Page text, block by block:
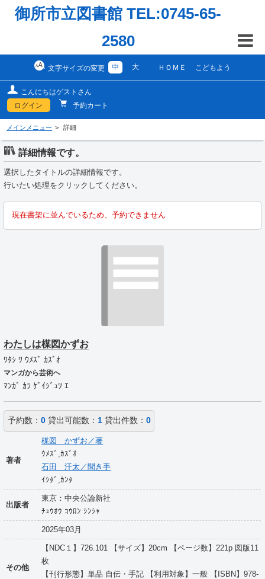
御所市立図書館 TEL:0745-65-
2580
文字サイズの変更 中 大 ＨＯＭＥ こどもよう
こんにちはゲストさん
ログイン
予約カート
メインメニュー 詳細
詳細情報です。
選択したタイトルの詳細情報です。
行いたい処理をクリックしてください。
現在書架に並んでいるため、予約できません
わたしは楳図かずお
ﾜﾀｼ ﾜ ｳﾒｽﾞ ｶｽﾞｵ
マンガから芸術へ
ﾏﾝｶﾞ ｶﾗ ｹﾞｲｼﾞｭﾂ ｴ
予約数： 0貸出可能数： 1貸出件数： 0
著者
楳図 かずお／著
ｳﾒｽﾞ,ｶｽﾞｵ
石田 汗太／聞き手
ｲｼﾀﾞ,ｶﾝﾀ
出版者
東京：中央公論新社
ﾁｭｳｵｳ ｺｳﾛﾝ ｼﾝｼｬ
2025年03月
その他
【NDC１】726.101 【サイズ】20cm 【ページ数】221p 図版11
枚
【刊行形態】単品 自伝・手記 【利用対象】一般 【ISBN】978-